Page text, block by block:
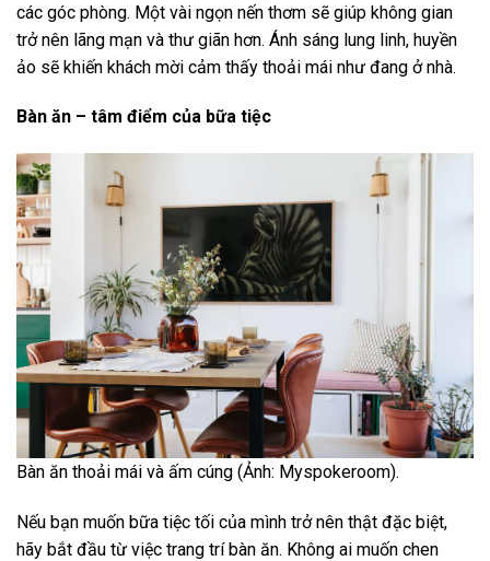
các góc phòng. Một vài ngọn nến thơm sẽ giúp không gian
trở nên lãng mạn và thư giãn hơn. Ánh sáng lung linh, huyền
ảo sẽ khiến khách mời cảm thấy thoải mái như đang ở nhà.
Bàn ăn – tâm điểm của bữa tiệc
Bàn ăn thoải mái và ấm cúng (Ảnh: Myspokeroom).
Nếu bạn muốn bữa tiệc tối của mình trở nên thật đặc biệt,
hãy bắt đầu từ việc trang trí bàn ăn. Không ai muốn chen